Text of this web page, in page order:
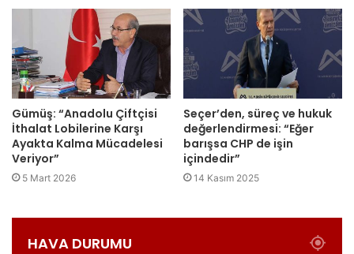
Gümüş: “Anadolu Çiftçisi
İthalat Lobilerine Karşı
Ayakta Kalma Mücadelesi
Veriyor”
5 Mart 2026
Seçer’den, süreç ve hukuk
değerlendirmesi: “Eğer
barışsa CHP de işin
içindedir”
14 Kasım 2025
HAVA DURUMU